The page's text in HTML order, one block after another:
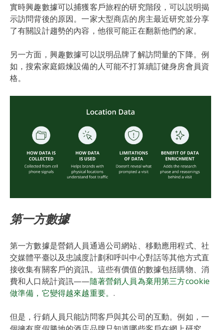
實時興趣數據可以捕獲客戶旅程的研究階段，可以説明揭
示訪問背後的原因。一家大型商店的房主最近研究並分享
了有關設計趨勢的內容，他很可能正在翻新他們的家。
另一方面，興趣數據可以説明品牌了解訪問量的下降。例
如，搜索家庭鍛煉設備的人可能不打算續訂健身房會員資
格。
第一方數據
第一方數據是營銷人員通過公司網站、移動應用程式、社
交媒體平臺以及忠誠度計劃和呼叫中心對話等其他方式直
接收集有關客戶的資訊。這些有價值的數據包括購物、消
費和人口統計資訊——隨著營銷人員為棄用第三方cookie
做準備，它變得越來越重要。.
但是，行銷人員只能訪問客戶與其公司的互動。例如，一